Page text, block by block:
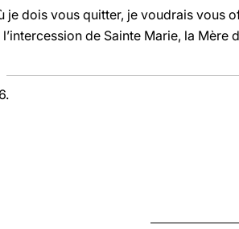
je dois vous quitter, je voudrais
de Sainte Marie, la